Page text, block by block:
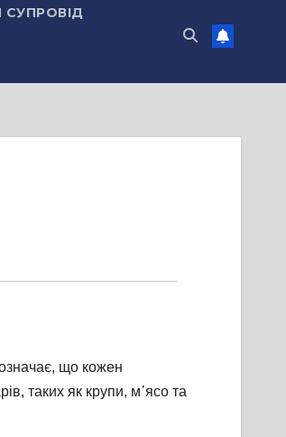
що кожен
таких як крупи, м᾽ясо та